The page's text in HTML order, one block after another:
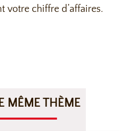
votre chiffre d’affaires.
MÊME THÈME